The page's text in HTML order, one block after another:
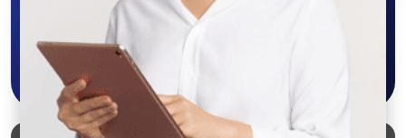
Скачать в Google Play